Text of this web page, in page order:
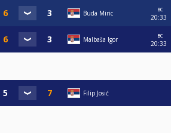
Buda Miric
вс
20:33
Malbaša Igor
вс
20:33
Filip Josić